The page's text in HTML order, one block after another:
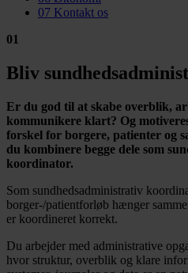
07 Kontakt os
01
Bliv
Er du god til at skabe overblik,
kommunikere klart? Og
forskel for borgere, patienter og
du kombinere begge dele som
koordinator.
Som sundhedsadministrativ
borger-/patientforløb hænger
er koordineret korrekt.
Du arbejder med administrative
hvor struktur, overblik og klare